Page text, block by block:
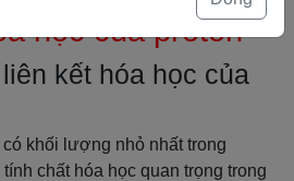
học của proton
kết hóa học của
khối lượng nhỏ nhất trong
chất hóa học quan trọng trong